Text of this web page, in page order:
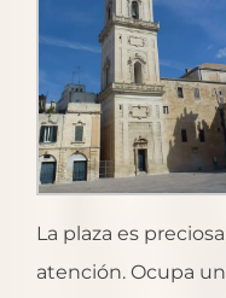
La plaza es
atención. Ocupa